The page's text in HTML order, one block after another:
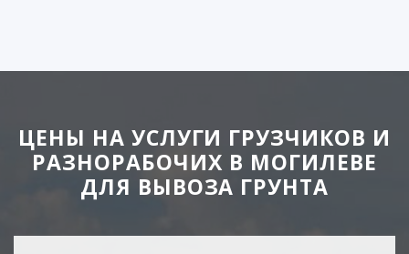
ЦЕНЫ НА УСЛУГИ ГРУЗЧИКОВ И
РАЗНОРАБОЧИХ В МОГИЛЕВЕ
ДЛЯ ВЫВОЗА ГРУНТА